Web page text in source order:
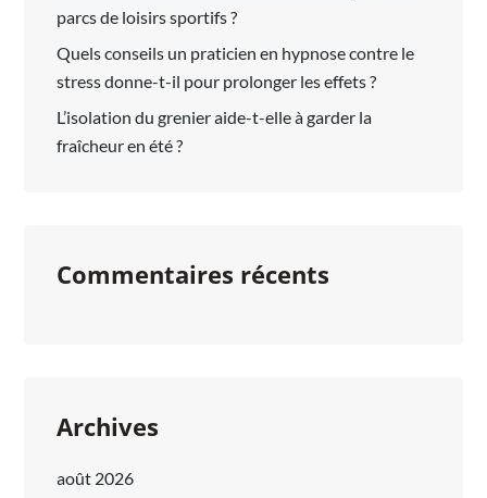
parcs de loisirs sportifs ?
Quels conseils un praticien en hypnose contre le
stress donne-t-il pour prolonger les effets ?
L’isolation du grenier aide-t-elle à garder la
fraîcheur en été ?
Commentaires récents
Archives
août 2026